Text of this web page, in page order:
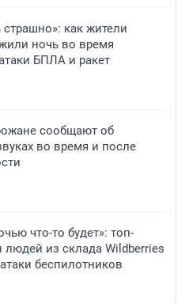
как жители
ночь во время
БПЛА и ракет
сообщают об
во время и после
что-то будет»: топ-
из склада Wildberries
беспилотников